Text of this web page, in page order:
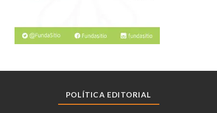
POLÍTICA EDITORIAL